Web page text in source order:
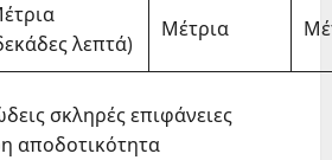
λεπτά)
Μέτρια
σκληρές επιφάνειες
αποδοτικότητα